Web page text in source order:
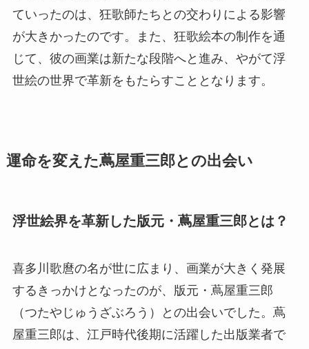
ていったのは、狂歌師たちとの交わりによる影響
が大きかったのです。また、狂歌絵本の制作を通
じて、彼の画業は新たな段階へと進み、やがて浮
世絵の世界で革新をもたらすこととなります。
運命を変えた蔦屋重三郎との出会い
浮世絵界を革新した版元・蔦屋重三郎とは？
喜多川歌麿の名が世に広まり、画業が大きく発展
するきっかけとなったのが、版元・蔦屋重三郎
（つたやじゅうざぶろう）との出会いでした。蔦
屋重三郎は、江戸時代後期に活躍した出版業者で